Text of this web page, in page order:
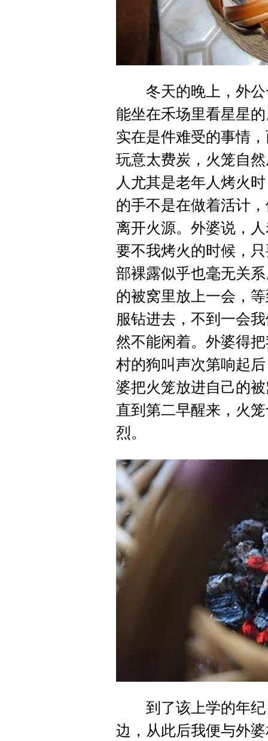
冬天的晚上，外公
能坐在禾场里看星星
实在是件难受的事情
玩意太费炭，火笼自
人尤其是老年人烤火
的手不是在做着活计
离开火源。外婆说，
要不我烤火的时候，
部裸露似乎也毫无关
的被窝里放上一会，
服钻进去，不到一会
然不能闲着。外婆得
村的狗叫声次第响起
婆把火笼放进自己的
直到第二早醒来，火
烈。
到了该上学的年纪
边，从此后我便与外